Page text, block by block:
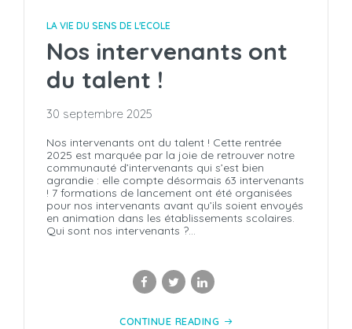
LA VIE DU SENS DE L'ECOLE
Nos intervenants ont
du talent !
30 septembre 2025
Nos intervenants ont du talent ! Cette rentrée
2025 est marquée par la joie de retrouver notre
communauté d’intervenants qui s’est bien
agrandie : elle compte désormais 63 intervenants
! 7 formations de lancement ont été organisées
pour nos intervenants avant qu’ils soient envoyés
en animation dans les établissements scolaires.
Qui sont nos intervenants ?...
CONTINUE READING